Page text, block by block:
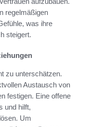
regelmäßigen
was ihre
steigert.
zu unterschätzen.
Austausch von
festigen. Eine offene
und hilft,
Um